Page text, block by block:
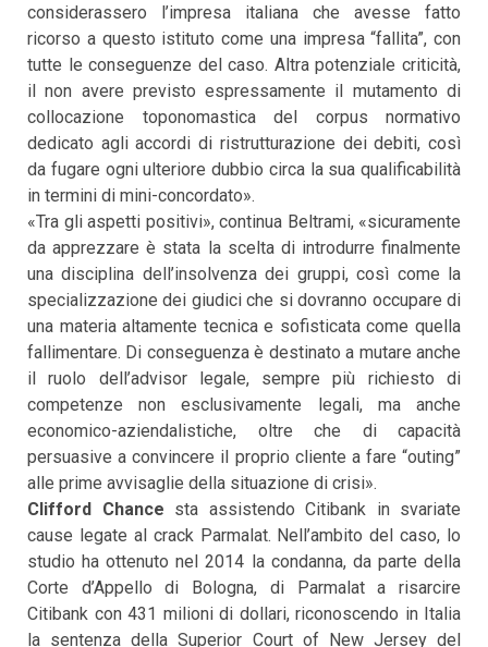
considerassero l’impresa italiana che avesse fatto
ricorso a questo istituto come una impresa “fallita”, con
tutte le conseguenze del caso. Altra potenziale criticità,
il non avere previsto espressamente il mutamento di
collocazione toponomastica del corpus normativo
dedicato agli accordi di ristrutturazione dei debiti, così
da fugare ogni ulteriore dubbio circa la sua qualificabilità
in termini di mini-concordato».
«Tra gli aspetti positivi», continua Beltrami, «sicuramente
da apprezzare è stata la scelta di introdurre finalmente
una disciplina dell’insolvenza dei gruppi, così come la
specializzazione dei giudici che si dovranno occupare di
una materia altamente tecnica e sofisticata come quella
fallimentare. Di conseguenza è destinato a mutare anche
il ruolo dell’advisor legale, sempre più richiesto di
competenze non esclusivamente legali, ma anche
economico-aziendalistiche, oltre che di capacità
persuasive a convincere il proprio cliente a fare “outing”
alle prime avvisaglie della situazione di crisi».
Clifford Chance sta assistendo Citibank in svariate
cause legate al crack Parmalat. Nell’ambito del caso, lo
studio ha ottenuto nel 2014 la condanna, da parte della
Corte d’Appello di Bologna, di Parmalat a risarcire
Citibank con 431 milioni di dollari, riconoscendo in Italia
la sentenza della Superior Court of New Jersey del